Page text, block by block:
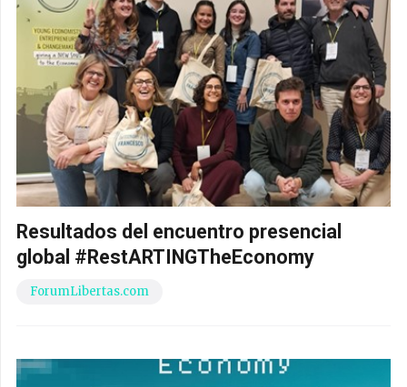
Resultados del encuentro presencial
global #RestARTINGTheEconomy
ForumLibertas.com